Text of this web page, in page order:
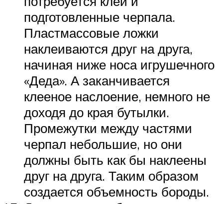
подготовленные черпала.
Пластмассовые ложки
наклеиваются друг на друга,
начиная ниже носа игрушечного
«Деда». А заканчивается
клееное наслоение, немного не
доходя до края бутылки.
Промежутки между частями
черпал небольшие, но они
должны быть как бы наклеены
друг на друга. Таким образом
создается объемность бороды.